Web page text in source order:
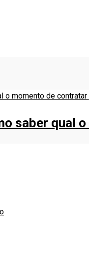
saber qual